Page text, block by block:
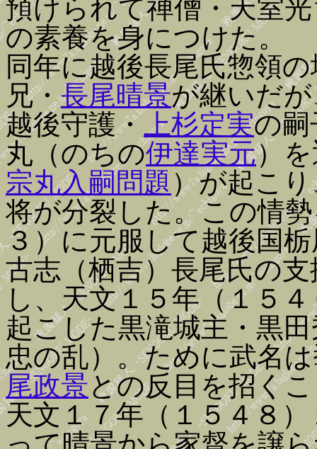
預けられて禅僧・天室
の素養を身につけた。
同年に越後長尾氏惣領
兄・長尾晴景が継いだ
越後守護・ 上杉定実の嗣
丸（のちの伊達実元）
宗丸入嗣問題 ）が起こ
将が分裂した。この情
３）に元服して越後国
古志（栖吉）長尾氏の
し、天文１５年（１５
起こした黒滝城主・黒
忠の乱）。ために武名
尾政景との反目を招く
天文１７年（１５４８